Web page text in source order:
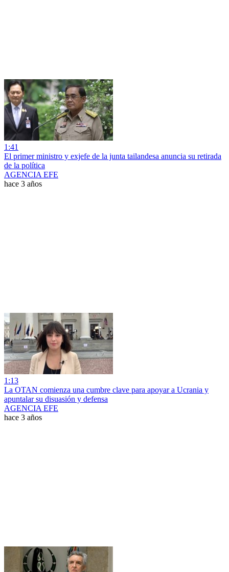
1:41
El primer ministro y exjefe de la junta tailandesa anuncia su retirada
de la política
AGENCIA EFE
hace 3 años
1:13
La OTAN comienza una cumbre clave para apoyar a Ucrania y
apuntalar su disuasión y defensa
AGENCIA EFE
hace 3 años